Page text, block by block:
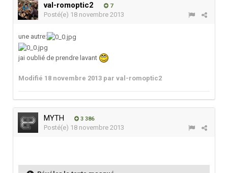
val-romoptic2 7
Posté(e) 18 novembre 2013
une autre:
jai oublié de prendre lavant
Modifié 18 novembre 2013 par val-romoptic2
MYTH 3 386
Posté(e) 18 novembre 2013